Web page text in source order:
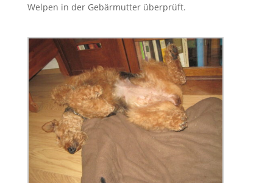
Welpen in der Gebärmutter überprüft.